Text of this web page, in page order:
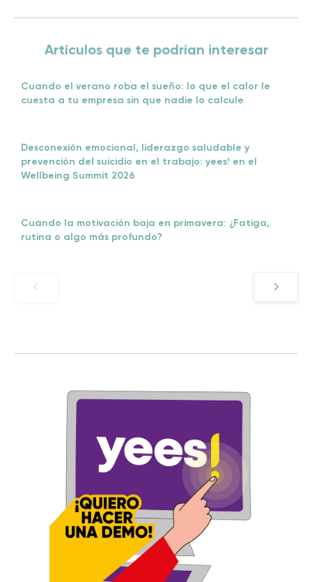
Artículos que te podrían interesar
Cuando el verano roba el sueño: lo que el calor le
cuesta a tu empresa sin que nadie lo calcule
Desconexión emocional, liderazgo saludable y
prevención del suicidio en el trabajo: yees! en el
Wellbeing Summit 2026
Cuando la motivación baja en primavera: ¿Fatiga,
rutina o algo más profundo?